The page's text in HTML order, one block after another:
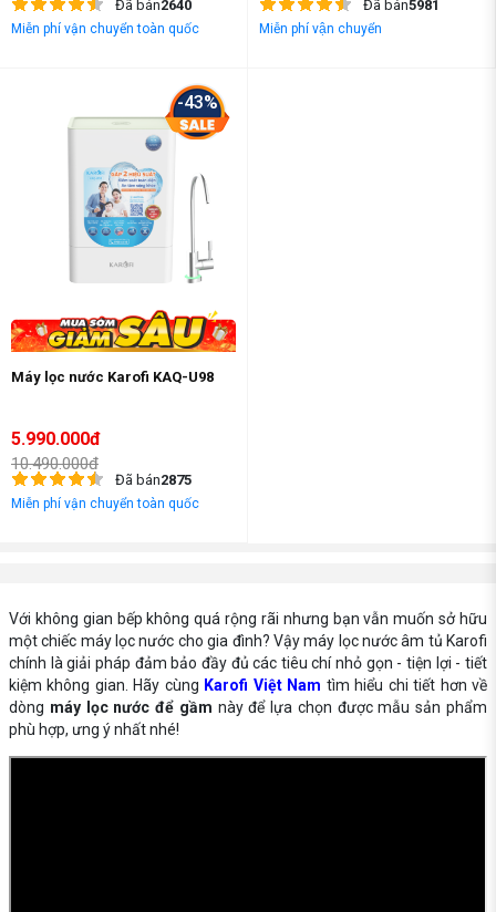
Đã bán2640
Miễn phí vận chuyển toàn quốc
Đã bán5981
Miễn phí vận chuyển
-43%
Máy lọc nước Karofi KAQ-U98
5.990.000đ
10.490.000đ
Đã bán2875
Miễn phí vận chuyển toàn quốc
Với không gian bếp không quá rộng rãi nhưng bạn vẫn muốn sở hữu
một chiếc máy lọc nước cho gia đình? Vậy máy lọc nước âm tủ Karofi
chính là giải pháp đảm bảo đầy đủ các tiêu chí nhỏ gọn - tiện lợi - tiết
kiệm không gian. Hãy cùng Karofi Việt Nam tìm hiểu chi tiết hơn về
dòng máy lọc nước để gầm này để lựa chọn được mẫu sản phẩm
phù hợp, ưng ý nhất nhé!